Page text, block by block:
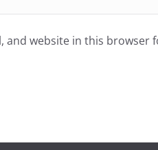
and website in this